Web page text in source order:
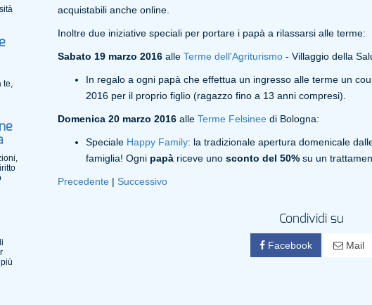
acquistabili anche online.
Inoltre due iniziative speciali per portare i papà a rilassarsi alle terme:
Sabato 19 marzo 2016alle Terme dell'Agriturismo- Villaggio della
In regalo a ogni papà che effettua un ingresso alle terme un
2016 per il proprio figlio (ragazzo fino a 13 anni compresi).
Domenica 20 marzo 2016alle Terme Felsinee di Bologna:
Speciale Happy Family: la tradizionale apertura domenicale
famiglia! Ognipapàriceve unosconto del 50%su un
Precedente | Successivo
Condividi su
Facebook Mail
te,